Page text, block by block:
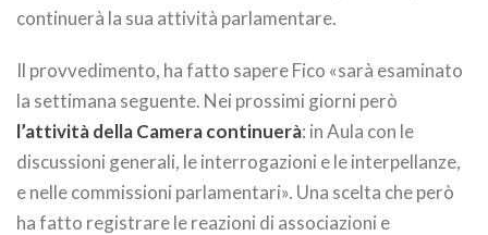
continuerà la sua attività parlamentare.
Il provvedimento, ha fatto sapere Fico «sarà esaminato
la settimana seguente. Nei prossimi giorni però
l’attività della Camera continuerà: in Aula con le
discussioni generali, le interrogazioni e le interpellanze,
e nelle commissioni parlamentari». Una scelta che però
ha fatto registrare le reazioni di associazioni e